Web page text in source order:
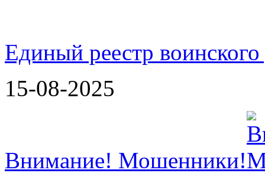
Единый реестр воинского
15-08-2025
Внимание! Мошенники!